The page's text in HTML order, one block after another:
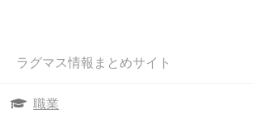
ラグマス情報まとめサイト
職業